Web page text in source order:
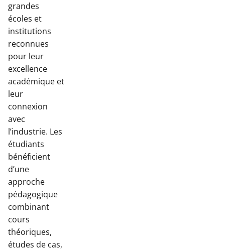
grandes
écoles et
institutions
reconnues
pour leur
excellence
académique et
leur
connexion
avec
l’industrie. Les
étudiants
bénéficient
d’une
approche
pédagogique
combinant
cours
théoriques,
études de cas,